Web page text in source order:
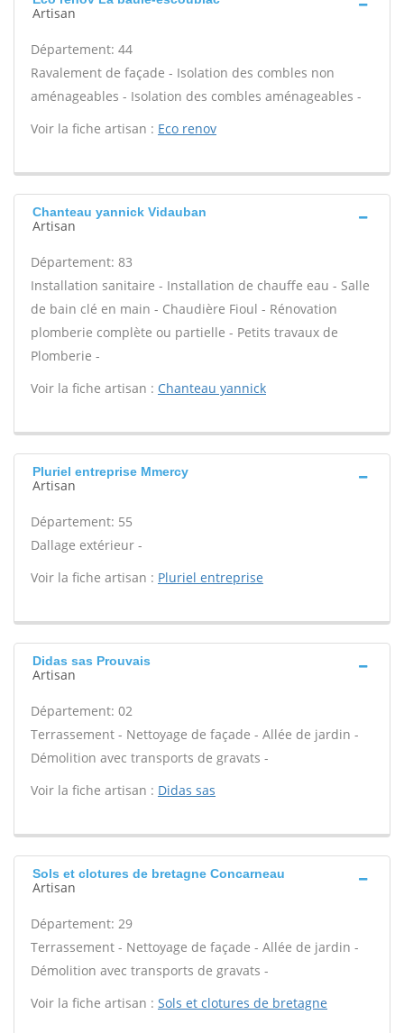
Artisan
Département: 44
Ravalement de façade - Isolation des combles non
aménageables - Isolation des combles aménageables -
Voir la fiche artisan : Eco renov
Chanteau yannick Vidauban
Artisan
Département: 83
Installation sanitaire - Installation de chauffe eau - Salle
de bain clé en main - Chaudière Fioul - Rénovation
plomberie complète ou partielle - Petits travaux de
Plomberie -
Voir la fiche artisan : Chanteau yannick
Pluriel entreprise Mmercy
Artisan
Département: 55
Dallage extérieur -
Voir la fiche artisan : Pluriel entreprise
Didas sas Prouvais
Artisan
Département: 02
Terrassement - Nettoyage de façade - Allée de jardin -
Démolition avec transports de gravats -
Voir la fiche artisan : Didas sas
Sols et clotures de bretagne Concarneau
Artisan
Département: 29
Terrassement - Nettoyage de façade - Allée de jardin -
Démolition avec transports de gravats -
Voir la fiche artisan : Sols et clotures de bretagne